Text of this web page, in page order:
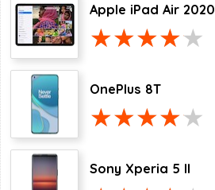
Apple iPad Air 2020
OnePlus 8T
Sony Xperia 5 II